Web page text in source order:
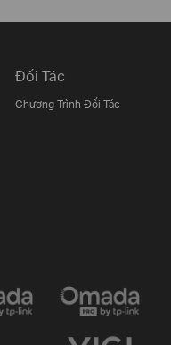
Đối Tác
Chương Trình Đối Tác